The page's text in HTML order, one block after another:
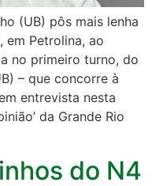
(UB) pôs mais lenha
em Petrolina, ao
no primeiro turno, do
– que concorre à
entrevista nesta
da Grande Rio
do N4